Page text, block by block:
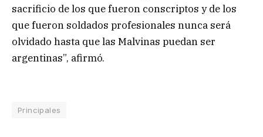
sacrificio de los que fueron conscriptos y de los
que fueron soldados profesionales nunca será
olvidado hasta que las Malvinas puedan ser
argentinas”, afirmó.
Principales